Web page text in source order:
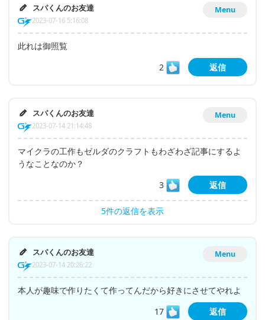
Menu
スパくんのお友達
2023-07-16 5:16:08
此れは御照覧
2
返信
Menu
スパくんのお友達
2023-07-14 21:14:48
マイクラの工作もゼルダのクラフトもわざわざ記事にするよ
うなことなのか？
3
返信
5件の返信を表示
Menu
スパくんのお友達
2023-07-14 20:26:22
本人が趣味で作りたくて作ってんだから好きにさせてやれよ
17
返信